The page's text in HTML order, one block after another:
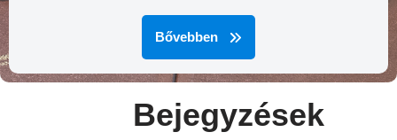
Bővebben
Bejegyzések